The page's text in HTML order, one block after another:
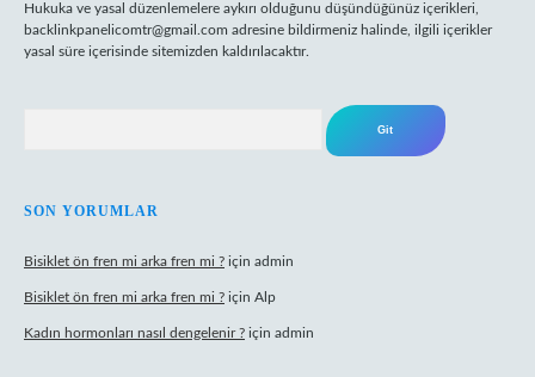
Hukuka ve yasal düzenlemelere aykırı olduğunu düşündüğünüz içerikleri,
backlinkpanelicomtr@gmail.com adresine bildirmeniz halinde, ilgili içerikler
yasal süre içerisinde sitemizden kaldırılacaktır.
SON YORUMLAR
Bisiklet ön fren mi arka fren mi ? için admin
Bisiklet ön fren mi arka fren mi ? için Alp
Kadın hormonları nasıl dengelenir ? için admin